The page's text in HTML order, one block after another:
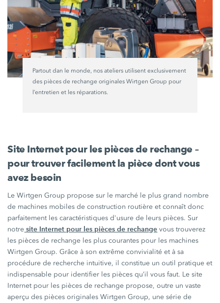
Partout dan le monde, nos ateliers utilisent exclusivement
des pièces de rechange originales Wirtgen Group pour
l’entretien et les réparations.
Site Internet pour les pièces de rechange –
pour trouver facilement la pièce dont vous
avez besoin
Le Wirtgen Group propose sur le marché le plus grand nombre
de machines mobiles de construction routière et connaît donc
parfaitement les caractéristiques d'usure de leurs pièces. Sur
notre site Internet pour les pièces de rechange vous trouverez
les pièces de rechange les plus courantes pour les machines
Wirtgen Group. Grâce à son extrême convivialité et à sa
procédure de recherche intuitive, il constitue un outil pratique et
indispensable pour identifier les pièces qu’il vous faut. Le site
Internet pour les pièces de rechange propose, outre un vaste
aperçu des pièces originales Wirtgen Group, une série de